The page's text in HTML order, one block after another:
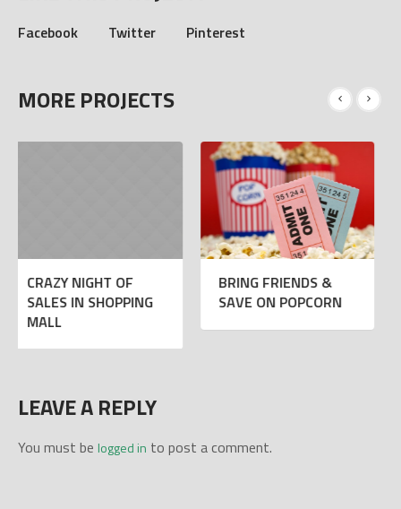
Facebook Twitter Pinterest
MORE PROJECTS
BRING FRIENDS &
SAVE ON POPCORN
FREE CUPCAKES
YOUR COFFEE
LEAVE A REPLY